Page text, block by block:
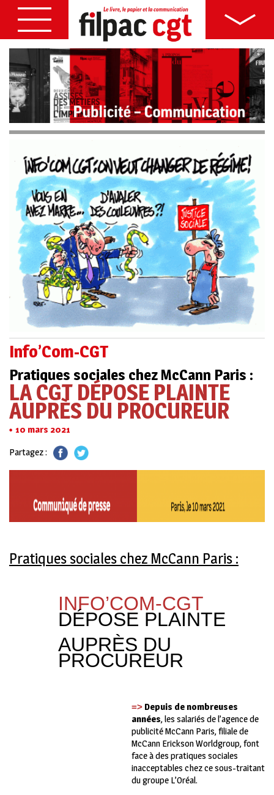
Info’Com-CGT
Pratiques sociales chez McCann Paris :
LA CGT DÉPOSE PLAINTE
AUPRÈS DU PROCUREUR
10 mars 2021
Partagez :
Pratiques sociales chez McCann Paris :
INFO’COM-CGT
DÉPOSE PLAINTE
AUPRÈS DU
PROCUREUR
=> Depuis denombreuses
années, les salariés de l’agence de
publicité McCann Paris, filiale de
McCann Erickson Worldgroup, font
face à des pratiques sociales
inacceptables chez ce sous-traitant
du groupe L’Oréal.